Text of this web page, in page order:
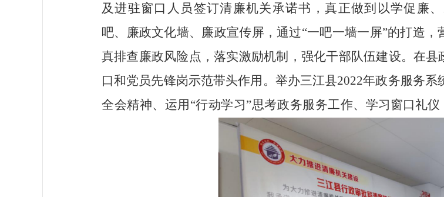
及进驻窗口人员签订清廉机关承诺书，真正做到以学促廉、
吧、廉政文化墙、廉政宣传屏，通过“一吧一墙一屏”的打造，
真排查廉政风险点，落实激励机制，强化干部队伍建设。 在县
口和党员先锋岗示范带头作用。举办三江县2022年政务服务系
全会精神、运用“行动学习”思考政务服务工作、 学习窗口礼仪